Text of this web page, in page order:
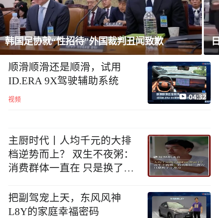
日本民众集会，反对高市政府扩军谋“核”
顺滑顺滑还是顺滑，试用
ID.ERA 9X驾驶辅助系统
视频 04:32
主厨时代丨人均千元的大排
档逆势而上？ 双生不夜粥：
消费群体一直在 只是换了个
把副驾宠上天，东风风神
L8Y的家庭幸福密码